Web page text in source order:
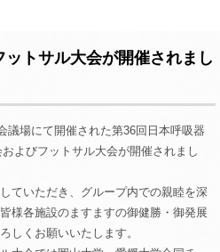
トサル大会が開催されまし
議場にて開催された第36回日本呼吸器
よびフットサル大会が開催されまし
ていただき、グループ内での親睦を深
様各施設のますますの御健勝・御発展
しくお願いいたします。